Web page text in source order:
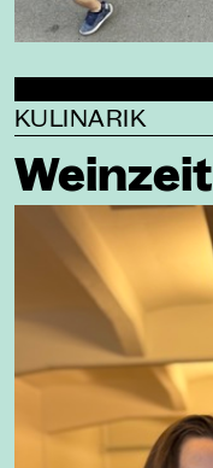
KULINARIK
Weinzeit